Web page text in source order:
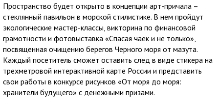
Пространство будет открыто в концепции арт-причала –
стеклянный павильон в морской стилистике. В нем пройдут
экологические мастер-классы, викторина по финансовой
грамотности и фотовыставка «Спасая чаек и не только»,
посвященная очищению берегов Черного моря от мазута.
Каждый посетитель сможет оставить след в виде стикера на
трехметровой интерактивной карте России и представить
свои работы в конкурсе рисунков «От моря до моря:
хранители будущего» с денежными призами.